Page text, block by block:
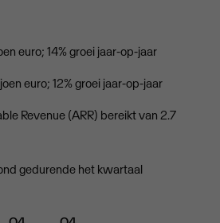
euro; 14% groei jaar-op-jaar
euro; 12% groei jaar-op-jaar
Revenue (ARR) bereikt van 2.7
gedurende het kwartaal